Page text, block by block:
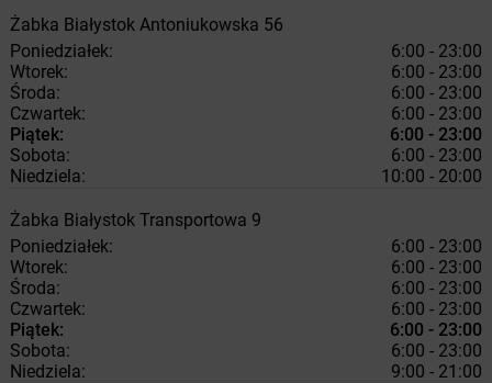
Żabka Białystok Antoniukowska 56
Poniedziałek:
6:00 - 23:00
Wtorek:
6:00 - 23:00
Środa:
6:00 - 23:00
Czwartek:
6:00 - 23:00
Piątek:
6:00 - 23:00
Sobota:
6:00 - 23:00
Niedziela:
10:00 - 20:00
Żabka Białystok Transportowa 9
Poniedziałek:
6:00 - 23:00
Wtorek:
6:00 - 23:00
Środa:
6:00 - 23:00
Czwartek:
6:00 - 23:00
Piątek:
6:00 - 23:00
Sobota:
6:00 - 23:00
Niedziela:
9:00 - 21:00